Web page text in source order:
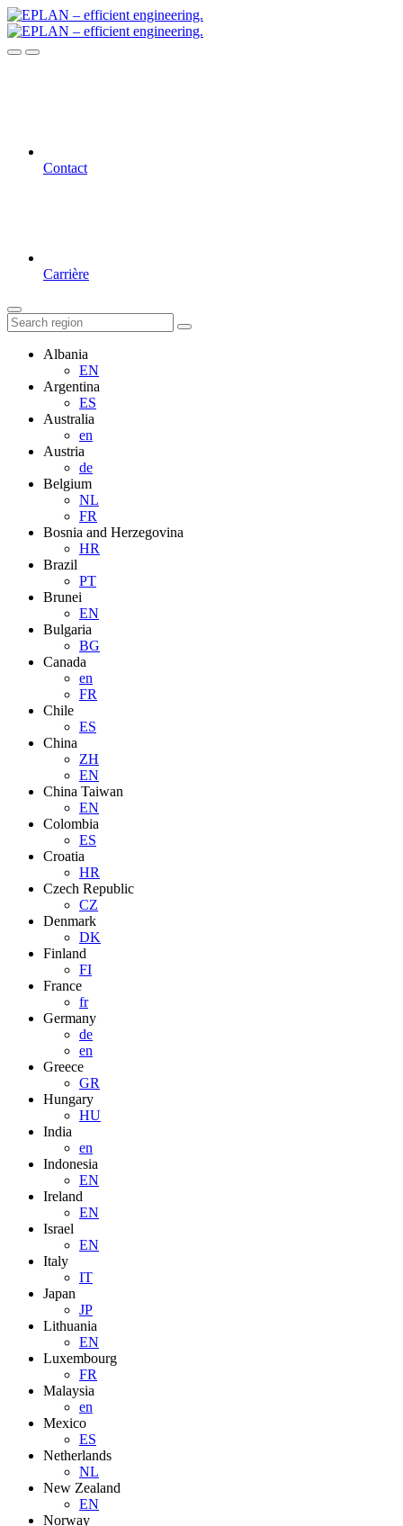
Contact
Carrière
Albania
EN
Argentina
ES
Australia
en
Austria
de
Belgium
NL
FR
Bosnia and Herzegovina
HR
Brazil
PT
Brunei
EN
Bulgaria
BG
Canada
en
FR
Chile
ES
China
ZH
EN
China Taiwan
EN
Colombia
ES
Croatia
HR
Czech Republic
CZ
Denmark
DK
Finland
FI
France
fr
Germany
de
en
Greece
GR
Hungary
HU
India
en
Indonesia
EN
Ireland
EN
Israel
EN
Italy
IT
Japan
JP
Lithuania
EN
Luxembourg
FR
Malaysia
en
Mexico
ES
Netherlands
NL
New Zealand
EN
Norway